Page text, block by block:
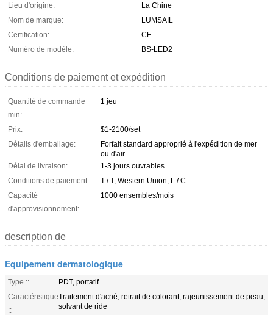
Lieu d'origine:
La Chine
Nom de marque:
LUMSAIL
Certification:
CE
Numéro de modèle:
BS-LED2
Conditions de paiement et expédition
Quantité de commande
min:
1 jeu
Prix:
$1-2100/set
Détails d'emballage:
Forfait standard approprié à l'expédition de mer
ou d'air
Délai de livraison:
1-3 jours ouvrables
Conditions de paiement:
T / T, Western Union, L / C
Capacité
d'approvisionnement:
1000 ensembles/mois
description de
Equipement dermatologique
Type ::
PDT, portatif
Caractéristique
::
Traitement d'acné, retrait de colorant, rajeunissement de peau,
solvant de ride